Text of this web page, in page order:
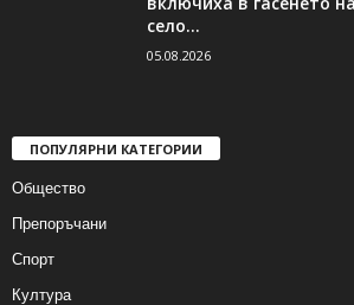
село...
05.08.2026
ПОПУЛЯРНИ КАТЕГОРИИ
Общество
Препоръчани
Спорт
Култура